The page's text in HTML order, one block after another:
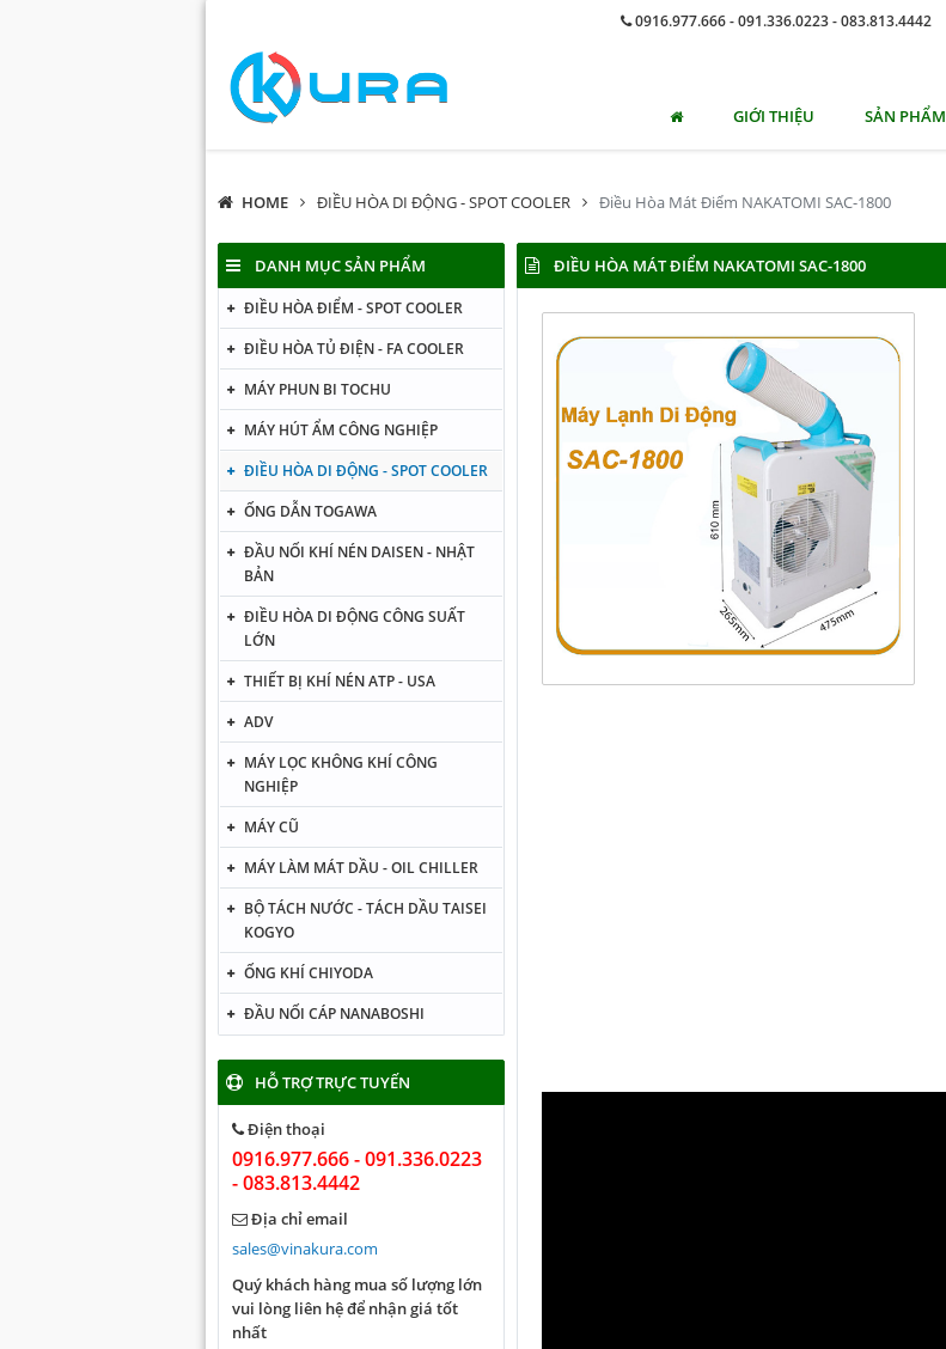
0916.977.666 - 091.336.0223 - 083.813.4442
GIỚI THIỆU SẢN PHẨM
HOME ĐIỀU HÒA DI ĐỘNG - SPOT COOLER Điều Hòa Mát Điểm NAKATOMI SAC-1800
ĐIỀU HÒA MÁT ĐIỂM NAKATOMI SAC-1800
DANH MỤC SẢN PHẨM
ĐIỀU HÒA ĐIỂM - SPOT COOLER
ĐIỀU HÒA TỦ ĐIỆN - FA COOLER
MÁY PHUN BI TOCHU
MÁY HÚT ẨM CÔNG NGHIỆP
ĐIỀU HÒA DI ĐỘNG - SPOT COOLER
ỐNG DẪN TOGAWA
ĐẦU NỐI KHÍ NÉN DAISEN - NHẬT
BẢN
ĐIỀU HÒA DI ĐỘNG CÔNG SUẤT
LỚN
THIẾT BỊ KHÍ NÉN ATP - USA
ADV
MÁY LỌC KHÔNG KHÍ CÔNG
NGHIỆP
MÁY CŨ
MÁY LÀM MÁT DẦU - OIL CHILLER
BỘ TÁCH NƯỚC - TÁCH DẦU TAISEI
KOGYO
ỐNG KHÍ CHIYODA
ĐẦU NỐI CÁP NANABOSHI
HỖ TRỢ TRỰC TUYẾN
Điện thoại
0916.977.666 - 091.336.0223
- 083.813.4442
Địa chỉ email
sales@vinakura.com
Quý khách hàng mua số lượng lớn
vui lòng liên hệ để nhận giá tốt
nhất